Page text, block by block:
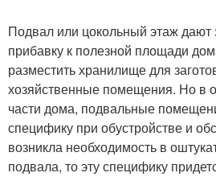
Подвал или цокольный этаж дают
прибавку к полезной площади
разместить хранилище для
хозяйственные помещения. Но в
части дома, подвальные
специфику при обустройстве и
возникла необходимость в
подвала, то эту специфику